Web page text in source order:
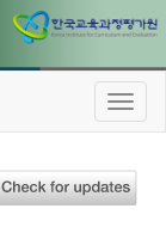
T
o
l
e